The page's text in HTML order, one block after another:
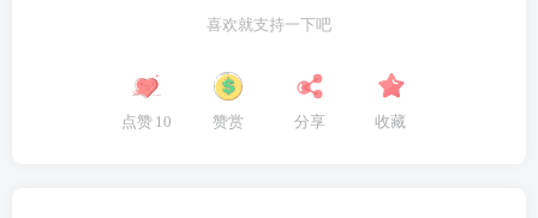
喜欢就支持一下吧
点赞 10 赞赏 分享 收藏